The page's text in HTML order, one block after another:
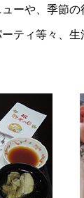
ーや、季節
ティ等々、